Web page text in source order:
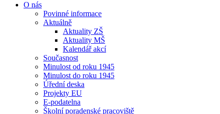
O nás
Povinné informace
Aktuálně
Aktuality ZŠ
Aktuality MŠ
Kalendář akcí
Současnost
Minulost od roku 1945
Minulost do roku 1945
Úřední deska
Projekty EU
E-podatelna
Školní poradenské pracoviště